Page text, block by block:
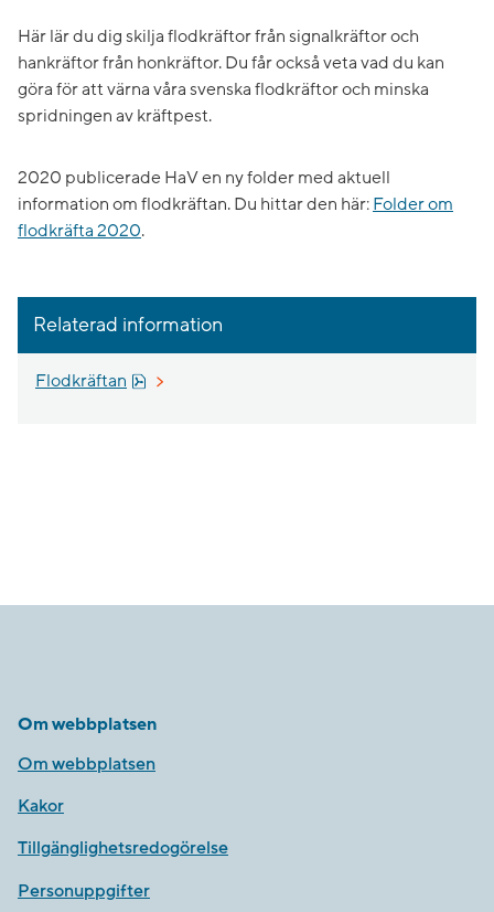
Här lär du dig skilja flodkräftor från signalkräftor och
hankräftor från honkräftor. Du får också veta vad du kan
göra för att värna våra svenska flodkräftor och minska
spridningen av kräftpest.
2020 publicerade HaV en ny folder med aktuell
information om flodkräftan. Du hittar den här: Folder om
flodkräfta 2020.
Relaterad information
Flodkräftan Pdf, 927.3 kB, öppnas i nytt fönster.
Om webbplatsen
Om webbplatsen
Kakor
Tillgänglighetsredogörelse
Personuppgifter